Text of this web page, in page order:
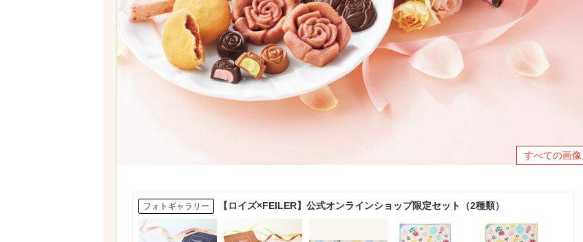
すべての画像
フォトギャラリー 【ロイズ×FEILER】公式オンラインショップ限定セット（2種類）